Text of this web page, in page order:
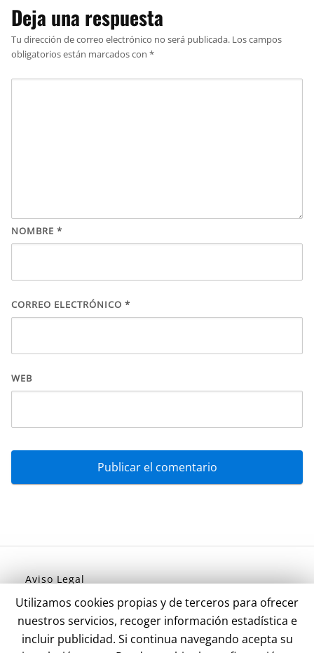
Deja una respuesta
Tu dirección de correo electrónico no será publicada. Los campos
obligatorios están marcados con *
NOMBRE *
CORREO ELECTRÓNICO *
WEB
Aviso Legal
Politica de Cookies
Utilizamos cookies propias y de terceros para ofrecer
nuestros servicios, recoger información estadística e
incluir publicidad. Si continua navegando acepta su